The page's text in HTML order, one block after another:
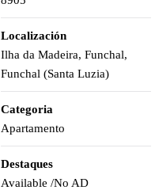
Localización
Ilha da Madeira, Funchal,
Funchal (Santa Luzia)
Categoria
Apartamento
Destaques
Available /No AD